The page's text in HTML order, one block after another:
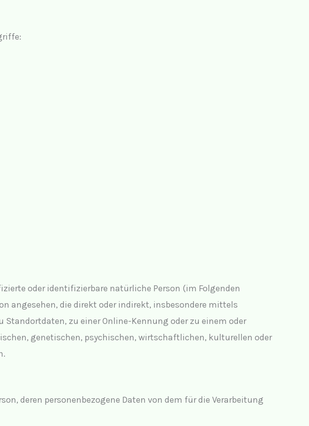
oder identifizierbare natürliche Person (im Folgenden
angesehen, die direkt oder indirekt, insbesondere mittels
zu einer Online-Kennung oder zu einem oder
genetischen, psychischen, wirtschaftlichen, kulturellen oder
deren personenbezogene Daten von dem für die Verarbeitung